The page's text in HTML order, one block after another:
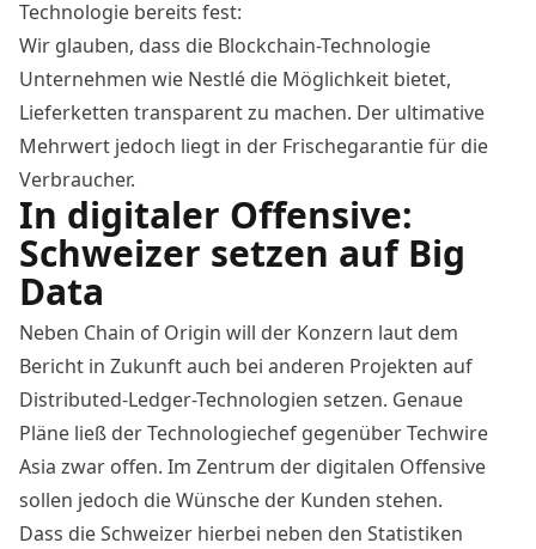
Technologie bereits fest:
Wir glauben, dass die Blockchain-Technologie
Unternehmen wie Nestlé die Möglichkeit bietet,
Lieferketten transparent zu machen. Der ultimative
Mehrwert jedoch liegt in der Frischegarantie für die
Verbraucher.
In digitaler Offensive:
Schweizer setzen auf Big
Data
Neben Chain of Origin will der Konzern laut dem
Bericht in Zukunft auch bei anderen Projekten auf
Distributed-Ledger-Technologien setzen. Genaue
Pläne ließ der Technologiechef gegenüber Techwire
Asia zwar offen. Im Zentrum der digitalen Offensive
sollen jedoch die Wünsche der Kunden stehen.
Dass die Schweizer hierbei neben den Statistiken